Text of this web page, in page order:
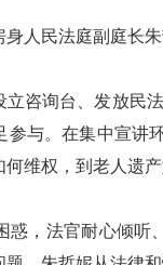
人民法庭副庭长
咨询台、发放民
参与。在集中宣讲
维权，到老人遗
惑，法官耐心倾听